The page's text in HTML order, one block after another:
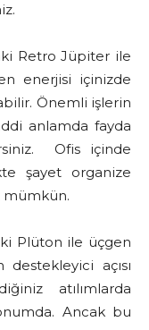
Retro Jüpiter ile
enerjisi içinizde
Önemli işlerin
anlamda fayda
Ofis içinde
şayet organize
mümkün.
Plüton ile üçgen
destekleyici açısı
atılımlarda
Ancak bu